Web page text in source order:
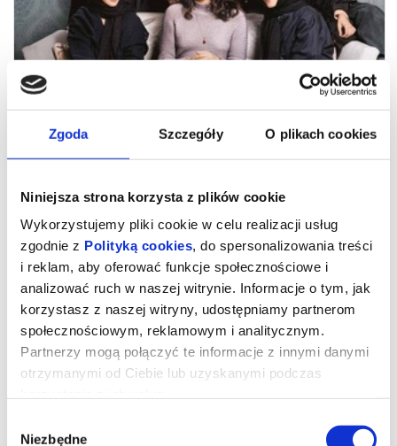
Zgoda Szczegóły O plikach cookies
Niniejsza strona korzysta z plików cookie
Wykorzystujemy pliki cookie w celu realizacji usług
zgodnie z Polityką cookies, do spersonalizowania treści
i reklam, aby oferować funkcje społecznościowe i
analizować ruch w naszej witrynie. Informacje o tym, jak
korzystasz z naszej witryny, udostępniamy partnerom
społecznościowym, reklamowym i analitycznym.
Partnerzy mogą połączyć te informacje z innymi danymi
otrzymanymi od Ciebie lub uzyskanymi podczas
zgody
Niezbędne
Czytając Lolitę w Teheranie
Oparty na bestsellerowej autobiografii Azar Nafisi film to
przejmująca i wciąż aktualna opowieść o kobiecej solidarności,
irańskie aktorki – Golshifteh Farahani oraz Zar Amir Ebrahimi.
Po rewolucji islamskiej w Iranie, która miała miejsce w 1979 roku,
ulice Teheranu patrolowane są przez obrońców moralności, a